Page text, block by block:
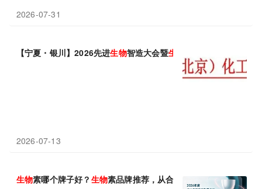
2026-07-31
【宁夏・银川】2026先进生物智造大会暨生物
2026-07-13
生物素哪个牌子好？ 生物素品牌推荐，从合规、养发、质检多维度